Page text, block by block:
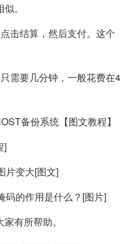
。
击结算，然后支付。这个
需要几分钟，一般花费在4
备份系统【图文教程】
]
片变大[图文]
码的作用是什么？[图片]
有所帮助。